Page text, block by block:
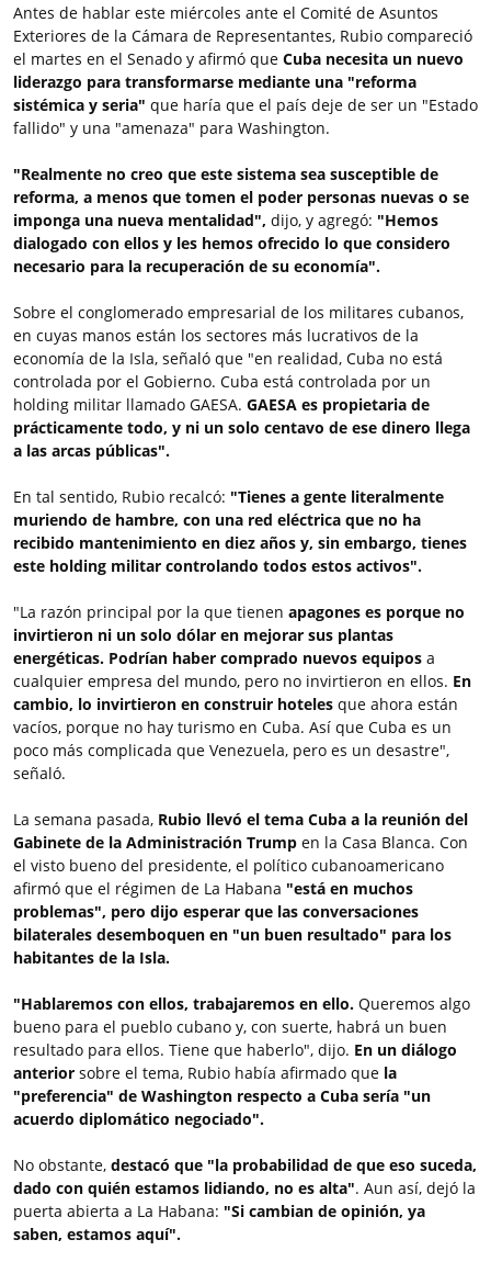
Antes de hablar este miércoles ante el Comité de Asuntos
Exteriores de la Cámara de Representantes, Rubio compareció
el martes en el Senado y afirmó que Cuba necesita un nuevo
liderazgo para transformarse mediante una "reforma
sistémica y seria" que haría que el país deje de ser un "Estado
fallido" y una "amenaza" para Washington.
"Realmente no creo que este sistema sea susceptible de
reforma, a menos que tomen el poder personas nuevas o se
imponga una nueva mentalidad", dijo, y agregó: "Hemos
dialogado con ellos y les hemos ofrecido lo que considero
necesario para la recuperación de su economía".
Sobre el conglomerado empresarial de los militares cubanos,
en cuyas manos están los sectores más lucrativos de la
economía de la Isla, señaló que "en realidad, Cuba no está
controlada por el Gobierno. Cuba está controlada por un
holding militar llamado GAESA. GAESA es propietaria de
prácticamente todo, y ni un solo centavo de ese dinero llega
a las arcas públicas".
En tal sentido, Rubio recalcó: "Tienes a gente literalmente
muriendo de hambre, con una red eléctrica que no ha
recibido mantenimiento en diez años y, sin embargo, tienes
este holding militar controlando todos estos activos".
"La razón principal por la que tienen apagones es porque no
invirtieron ni un solo dólar en mejorar sus plantas
energéticas. Podrían haber comprado nuevos equipos a
cualquier empresa del mundo, pero no invirtieron en ellos. En
cambio, lo invirtieron en construir hoteles que ahora están
vacíos, porque no hay turismo en Cuba. Así que Cuba es un
poco más complicada que Venezuela, pero es un desastre",
señaló.
La semana pasada, Rubio llevó el tema Cuba a la reunión del
Gabinete de la Administración Trump en la Casa Blanca. Con
el visto bueno del presidente, el político cubanoamericano
afirmó que el régimen de La Habana "está en muchos
problemas", pero dijo esperar que las conversaciones
bilaterales desemboquen en "un buen resultado" para los
habitantes de la Isla.
"Hablaremos con ellos, trabajaremos en ello. Queremos algo
bueno para el pueblo cubano y, con suerte, habrá un buen
resultado para ellos. Tiene que haberlo", dijo. En un diálogo
anterior sobre el tema, Rubio había afirmado que la
"preferencia" de Washington respecto a Cuba sería "un
acuerdo diplomático negociado".
No obstante, destacó que "la probabilidad de que eso suceda,
dado con quién estamos lidiando, no es alta". Aun así, dejó la
puerta abierta a La Habana: "Si cambian de opinión, ya
saben, estamos aquí".